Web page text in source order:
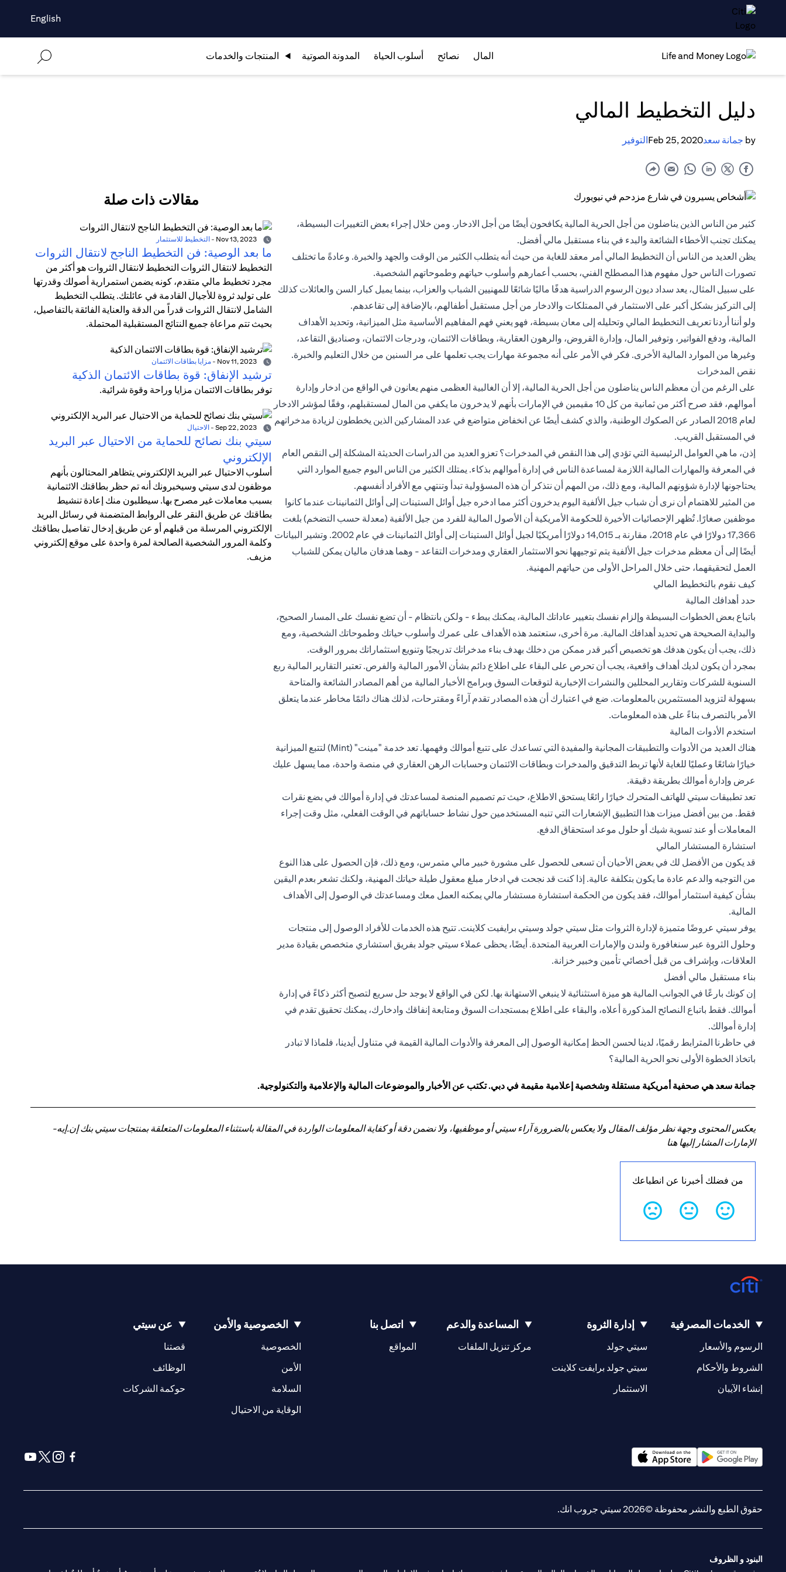
English
المال نصائح أسلوب الحياة المدونة الصوتية المنتجات والخدمات
دليل التخطيط المالي
by جمانة سعدFeb 25, 2020التوفير
كثير من الناس الذين يناضلون من أجل الحرية المالية يكافحون أيضًا من أجل الادخار. ومن خلال إجراء بعض التغييرات البسيطة،
يمكنك تجنب الأخطاء الشائعة والبدء في بناء مستقبل مالي أفضل.
يظن العديد من الناس أن التخطيط المالي أمر معقد للغاية من حيث أنه يتطلب الكثير من الوقت والجهد والخبرة. وعادةً ما تختلف
تصورات الناس حول مفهوم هذا المصطلح الفني، بحسب أعمارهم وأسلوب حياتهم وطموحاتهم الشخصية.
على سبيل المثال، يعد سداد ديون الرسوم الدراسية هدفًا ماليًا شائعًا للمهنيين الشباب والعزاب، بينما يميل كبار السن والعائلات كذلك
إلى التركيز بشكل أكبر على الاستثمار في الممتلكات والادخار من أجل مستقبل أطفالهم، بالإضافة إلى تقاعدهم.
ولو أننا أردنا تعريف التخطيط المالي وتحليله إلى معان بسيطة، فهو يعني فهم المفاهيم الأساسية مثل الميزانية، وتحديد الأهداف
المالية، ودفع الفواتير، وتوفير المال، وإدارة القروض، والرهون العقارية، وبطاقات الائتمان، ودرجات الائتمان، وصناديق التقاعد،
وغيرها من الموارد المالية الأخرى. فكر في الأمر على أنه مجموعة مهارات يجب تعلمها على مر السنين من خلال التعليم والخبرة.
نقص المدخرات
على الرغم من أن معظم الناس يناضلون من أجل الحرية المالية، إلا أن الغالبية العظمى منهم يعانون في الواقع من ادخار وإدارة
أموالهم، فقد صرح أكثر من ثمانية من كل 10 مقيمين في الإمارات بأنهم لا يدخرون ما يكفي من المال لمستقبلهم، وفقًا لمؤشر الادخار
لعام 2018 الصادر عن الصكوك الوطنية، والذي كشف أيضًا عن انخفاض متواضع في عدد المشاركين الذين يخططون لزيادة مدخراتهم
في المستقبل القريب.
إذن، ما هي العوامل الرئيسية التي تؤدي إلى هذا النقص في المدخرات؟ تعزو العديد من الدراسات الحديثة المشكلة إلى النقص العام
في المعرفة والمهارات المالية اللازمة لمساعدة الناس في إدارة أموالهم بذكاء. يمتلك الكثير من الناس اليوم جميع الموارد التي
يحتاجونها لإدارة شؤونهم المالية، ومع ذلك، من المهم أن نتذكر أن هذه المسؤولية تبدأ وتنتهي مع الأفراد أنفسهم.
من المثير للاهتمام أن نرى أن شباب جيل الألفية اليوم يدخرون أكثر مما ادخره جيل أوائل الستينات إلى أوائل الثمانينات عندما كانوا
موظفين صغارًا. تُظهر الإحصائيات الأخيرة للحكومة الأمريكية أن الأصول المالية للفرد من جيل الألفية (معدلة حسب التضخم) بلغت
17,366 دولارًا في عام 2018، مقارنة بـ 14,015 دولارًا أمريكيًا لجيل أوائل الستينات إلى أوائل الثمانينات في عام 2002. وتشير البيانات
أيضًا إلى أن معظم مدخرات جيل الألفية يتم توجيهها نحو الاستثمار العقاري ومدخرات التقاعد - وهما هدفان ماليان يمكن للشباب
العمل لتحقيقهما، حتى خلال المراحل الأولى من حياتهم المهنية.
كيف نقوم بالتخطيط المالي
حدد أهدافك المالية
باتباع بعض الخطوات البسيطة وإلزام نفسك بتغيير عاداتك المالية، يمكنك ببطء - ولكن بانتظام - أن تضع نفسك على المسار الصحيح،
والبداية الصحيحة هي تحديد أهدافك المالية. مرة أخرى، ستعتمد هذه الأهداف على عمرك وأسلوب حياتك وطموحاتك الشخصية، ومع
ذلك، يجب أن يكون هدفك هو تخصيص أكبر قدر ممكن من دخلك بهدف بناء مدخراتك تدريجيًا وتنويع استثماراتك بمرور الوقت.
بمجرد أن يكون لديك أهداف واقعية، يجب أن تحرص على البقاء على اطلاع دائم بشأن الأمور المالية والفرص. تعتبر التقارير المالية ربع
السنوية للشركات وتقارير المحللين والنشرات الإخبارية لتوقعات السوق وبرامج الأخبار المالية من أهم المصادر الشائعة والمتاحة
بسهولة لتزويد المستثمرين بالمعلومات. ضع في اعتبارك أن هذه المصادر تقدم آراءً ومقترحات، لذلك هناك دائمًا مخاطر عندما يتعلق
الأمر بالتصرف بناءً على هذه المعلومات.
استخدم الأدوات المالية
هناك العديد من الأدوات والتطبيقات المجانية والمفيدة التي تساعدك على تتبع أموالك وفهمها. تعد خدمة "مينت" (Mint) لتتبع الميزانية
خيارًا شائعًا وعمليًا للغاية لأنها تربط التدقيق والمدخرات وبطاقات الائتمان وحسابات الرهن العقاري في منصة واحدة، مما يسهل عليك
عرض وإدارة أموالك بطريقة دقيقة.
تعد تطبيقات سيتي للهاتف المتحرك خيارًا رائعًا يستحق الاطلاع، حيث تم تصميم المنصة لمساعدتك في إدارة أموالك في بضع نقرات
فقط. من بين أفضل ميزات هذا التطبيق الإشعارات التي تنبه المستخدمين حول نشاط حساباتهم في الوقت الفعلي، مثل وقت إجراء
المعاملات أو عند تسوية شيك أو حلول موعد استحقاق الدفع.
استشارة المستشار المالي
قد يكون من الأفضل لك في بعض الأحيان أن تسعى للحصول على مشورة خبير مالي متمرس، ومع ذلك، فإن الحصول على هذا النوع
من التوجيه والدعم عادة ما يكون بتكلفة عالية. إذا كنت قد نجحت في ادخار مبلغ معقول طيلة حياتك المهنية، ولكنك تشعر بعدم اليقين
بشأن كيفية استثمار أموالك، فقد يكون من الحكمة استشارة مستشار مالي يمكنه العمل معك ومساعدتك في الوصول إلى الأهداف
المالية.
يوفر سيتي عروضًا متميزة لإدارة الثروات مثل سيتي جولد وسيتي برايفيت كلاينت. تتيح هذه الخدمات للأفراد الوصول إلى منتجات
وحلول الثروة عبر سنغافورة ولندن والإمارات العربية المتحدة. أيضًا، يحظى عملاء سيتي جولد بفريق استشاري متخصص بقيادة مدير
العلاقات، وبإشراف من قبل أخصائي تأمين وخبير خزانة.
بناء مستقبل مالي أفضل
إن كونك بارعًا في الجوانب المالية هو ميزة استثنائية لا ينبغي الاستهانة بها. لكن في الواقع لا يوجد حل سريع لتصبح أكثر ذكاءً في إدارة
أموالك. فقط باتباع النصائح المذكورة أعلاه، والبقاء على اطلاع بمستجدات السوق ومتابعة إنفاقك وادخارك، يمكنك تحقيق تقدم في
إدارة أموالك.
في حاظرنا المترابط رقميًا، لدينا لحسن الحظ إمكانية الوصول إلى المعرفة والأدوات المالية القيمة في متناول أيدينا، فلماذا لا تبادر
باتخاذ الخطوة الأولى نحو الحرية المالية؟
مقالات ذات صلة
- التخطيط للاستثمار
ما بعد الوصية: فن التخطيط الناجح لانتقال الثروات
التخطيط لانتقال الثروات التخطيط لانتقال الثروات هو أكثر من
مجرد تخطيط مالي متقدم، كونه يضمن استمرارية أصولك وقدرتها
على توليد ثروة للأجيال القادمة في عائلتك. يتطلب التخطيط
الشامل لانتقال الثروات قدراً من الدقة والعناية الفائقة بالتفاصيل،
بحيث تتم مراعاة جميع النتائج المستقبلية المحتملة.
- مزايا بطاقات الائتمان
ترشيد الإنفاق: قوة بطاقات الائتمان الذكية
توفر بطاقات الائتمان مزايا وراحة وقوة شرائية.
- الاحتيال
سيتي بنك نصائح للحماية من الاحتيال عبر البريد
الإلكتروني
أسلوب الاحتيال عبر البريد الإلكتروني يتظاهر المحتالون بأنهم
موظفون لدى سيتي وسيخبرونك أنه تم حظر بطاقتك الائتمانية
بسبب معاملات غير مصرح بها. سيطلبون منك إعادة تنشيط
بطاقتك عن طريق النقر على الروابط المتضمنة في رسائل البريد
الإلكتروني المرسلة من قبلهم أو عن طريق إدخال تفاصيل بطاقتك
وكلمة المرور الشخصية الصالحة لمرة واحدة على موقع إلكتروني
مزيف.
جمانة سعد هي صحفية أمريكية مستقلة وشخصية إعلامية مقيمة في دبي. تكتب عن الأخبار والموضوعات المالية والإعلامية والتكنولوجية.
يعكس المحتوى وجهة نظر مؤلف المقال ولا يعكس بالضرورة آراء سيتي أو موظفيها، ولا نضمن دقة أو كفاية المعلومات الواردة في المقالة باستثناء المعلومات المتعلقة بمنتجات سيتي بنك إن.إيه-
الإمارات المشار إليها هنا
من فضلك أخبرنا عن انطباعك
الخدمات المصرفية
الرسوم والأسعار
الشروط والأحكام
إنشاء الآيبان
إدارة الثروة
سيتي جولد
سيتي جولد برايفت كلاينت
الاستثمار
المساعدة والدعم
مركز تنزيل الملفات
اتصل بنا
المواقع
(opens in a new tab)
الخصوصية والأمن
الخصوصية
الأمن
السلامة
الوقاية من الاحتيال
عن سيتي
قصتنا
(opens in a new tab)
الوظائف
(opens in a new tab)
حوكمة الشركات
(opens in a new tab)
حقوق الطبع والنشر محفوظة ©2026 سيتي جروب انك.
البنود و الظروف